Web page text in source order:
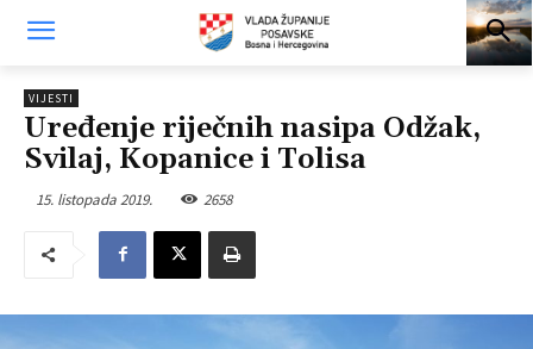
VIJESTI
Uređenje riječnih nasipa Odžak,
Svilaj, Kopanice i Tolisa
15. listopada 2019. 2658